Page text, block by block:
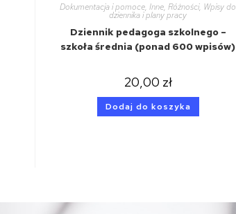
Dokumentacja i pomoce,Inne,Różności, Wpisy do
dziennika i plany pracy
Dziennik pedagoga szkolnego –
szkoła średnia (ponad 600 wpisów)
20,00 zł
Dodaj do koszyka